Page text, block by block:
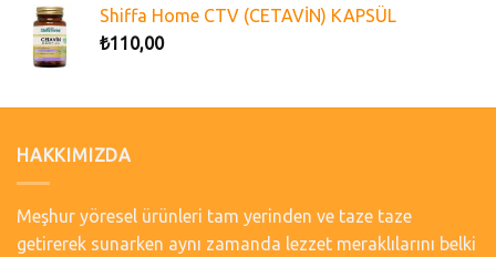
Shiffa Home CTV (CETAVİN) KAPSÜL
₺110,00
HAKKIMIZDA
Meşhur yöresel ürünleri tam yerinden ve taze taze
getirerek sunarken aynı zamanda lezzet meraklılarını belki